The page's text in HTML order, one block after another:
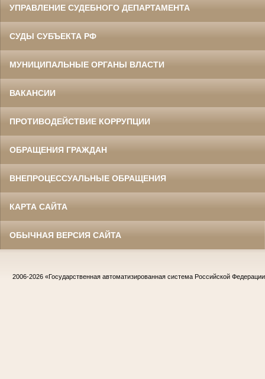
УПРАВЛЕНИЕ СУДЕБНОГО ДЕПАРТАМЕНТА
СУДЫ СУБЪЕКТА РФ
МУНИЦИПАЛЬНЫЕ ОРГАНЫ ВЛАСТИ
ВАКАНСИИ
ПРОТИВОДЕЙСТВИЕ КОРРУПЦИИ
ОБРАЩЕНИЯ ГРАЖДАН
ВНЕПРОЦЕССУАЛЬНЫЕ ОБРАЩЕНИЯ
КАРТА САЙТА
ОБЫЧНАЯ ВЕРСИЯ САЙТА
2006-2026 «Государственная автоматизированная система Российской